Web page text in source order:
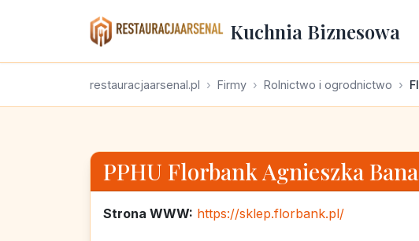
Kuchnia Biznesowa
restauracjaarsenal.pl Firmy Rolnictwo i ogrodnictwo
PPHU Florbank Agnieszka
Strona WWW: https://sklep.florbank.pl/